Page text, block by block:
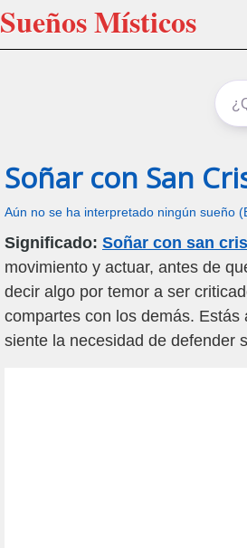
Sueños Místicos
Soñar con San
Aún no se ha interpretado ningún sueño
Significado: Soñar con san
movimiento y actuar, antes de
decir algo por temor a ser
compartes con los demás.
siente la necesidad de defender